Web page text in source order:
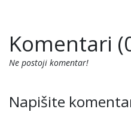
Komentari
Ne postoji komentar!
Napišite